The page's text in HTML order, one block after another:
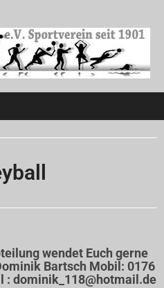
wendet Euch gerne
Bartsch Mobil: 0176
: dominik_118@hotmail.de